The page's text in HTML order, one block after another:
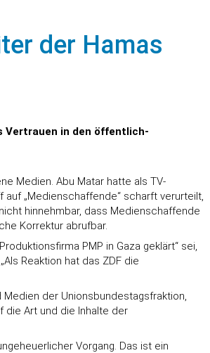
der Hamas
Vertrauen in den öffentlich-
Medien. Abu Matar hatte als TV-
auf „Medienschaffende“ scharft verurteilt,
hinnehmbar, dass Medienschaffende
Korrektur abrufbar.
PMP in Gaza geklärt“ sei,
Reaktion hat das ZDF die
der Unionsbundestagsfraktion,
die Art und die Inhalte der
Vorgang. Das ist ein